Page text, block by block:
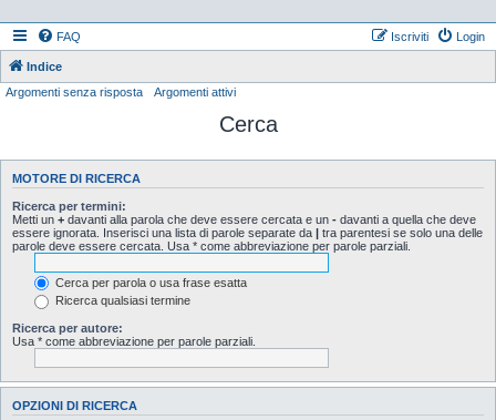
FAQ Login
Iscriviti
Indice
Argomenti senza risposta
Argomenti attivi
Cerca
MOTORE DI RICERCA
Ricerca per termini:
Metti un + davanti alla parola che deve essere cercata e un - davanti a quella che deve
essere ignorata. Inserisci una lista di parole separate da | tra parentesi se solo una delle
parole deve essere cercata. Usa * come abbreviazione per parole parziali.
Cerca per parola o usa frase esatta
Ricerca qualsiasi termine
Ricerca per autore:
Usa * come abbreviazione per parole parziali.
OPZIONI DI RICERCA